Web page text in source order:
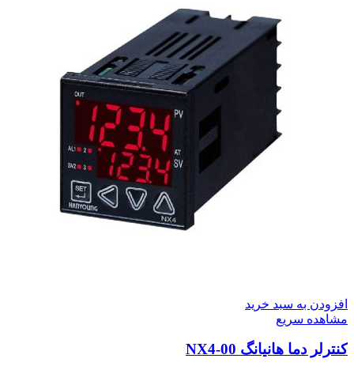
افزودن به سبد خرید
مشاهده سریع
کنترلر دما هانیانگ NX4-00